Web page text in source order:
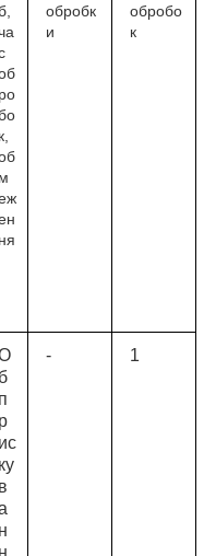
ро
к,
м
ня
обробк
и
обробо
к
б
п
р
ис
ку
в
н
н
- 1